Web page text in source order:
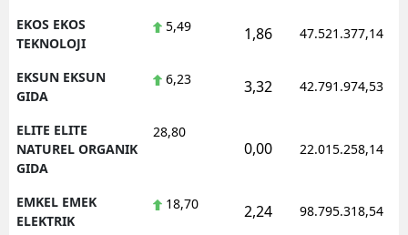
EKOS EKOS
TEKNOLOJI
5,49 1,86 47.521.377,14
EKSUN EKSUN
GIDA
6,23 3,32 42.791.974,53
ELITE ELITE
NATUREL ORGANIK
GIDA
28,80
0,00 22.015.258,14
EMKEL EMEK
ELEKTRIK
18,70 2,24 98.795.318,54